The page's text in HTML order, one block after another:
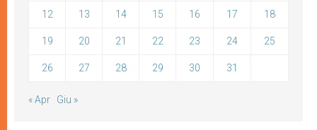
12 13 14 15 16 17 18
19 20 21 22 23 24 25
26 27 28 29 30 31
« Apr Giu »